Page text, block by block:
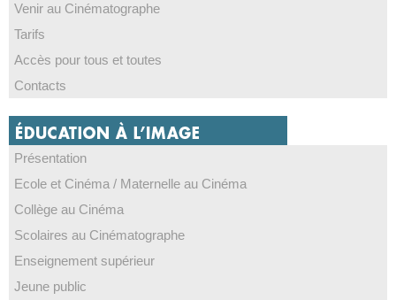
Venir au Cinématographe
Tarifs
Accès pour tous et toutes
Contacts
Présentation
Ecole et Cinéma / Maternelle au Cinéma
Collège au Cinéma
Scolaires au Cinématographe
Enseignement supérieur
Jeune public